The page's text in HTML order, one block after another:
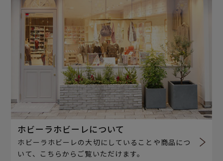
ホビーラホビーレについて
ホビーラホビーレの大切にしていることや商品につ
いて、こちらからご覧いただけます。